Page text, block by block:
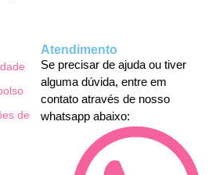
de
Atendimento
Se precisar de ajuda ou tiver
alguma dúvida, entre em
contato através de nosso
whatsapp abaixo: